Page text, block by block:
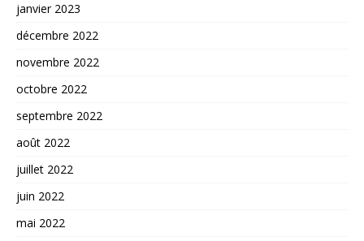
janvier 2023
décembre 2022
novembre 2022
octobre 2022
septembre 2022
août 2022
juillet 2022
juin 2022
mai 2022